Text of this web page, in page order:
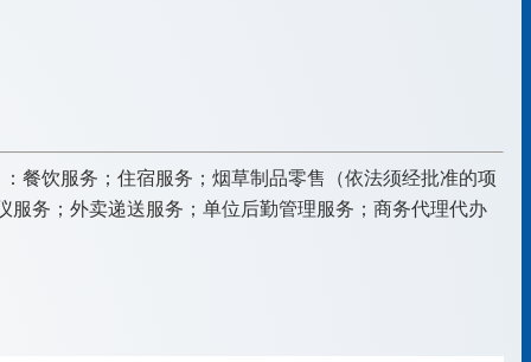
餐饮服务；住宿服务；烟草制品零售（依法须经批准的项
务；外卖递送服务；单位后勤管理服务；商务代理代办